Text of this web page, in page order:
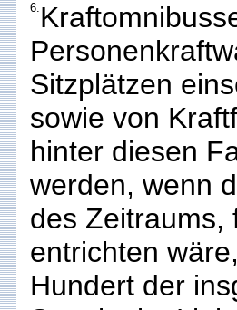
6.
Sitzplätzen
sowie von
hinter diesen
werden, wenn
des Zeitraums,
entrichten
Hundert der